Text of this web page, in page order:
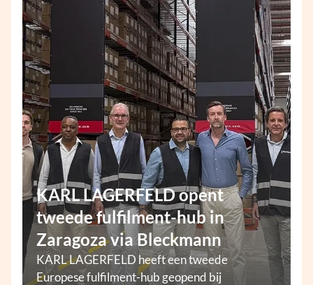
KARL LAGERFELD opent
tweede fulfilment-hub in
Zaragoza via Bleckmann
KARL LAGERFELD heeft een tweede
Europese fulfilment-hub geopend bij